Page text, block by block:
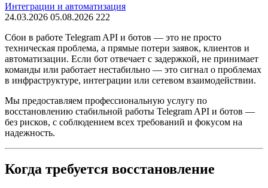
Интеграции и автоматизация
24.03.2026 05.08.2026 222
Сбои в работе Telegram API и ботов — это не просто
техническая проблема, а прямые потери заявок, клиентов и
автоматизации. Если бот отвечает с задержкой, не принимает
команды или работает нестабильно — это сигнал о проблемах
в инфраструктуре, интеграции или сетевом взаимодействии.
Мы предоставляем профессиональную услугу по
восстановлению стабильной работы Telegram API и ботов —
без рисков, с соблюдением всех требований и фокусом на
надежность.
Когда требуется восстановление